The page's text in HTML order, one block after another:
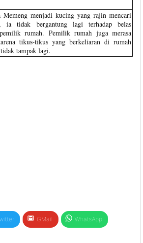
Memeng menjadi kucing yang rajin mencari
ia tidak bergantung lagi terhadap belas
rumah. Pemilik rumah juga merasa
tikus-tikus yang berkeliaran di rumah
tampak lagi.
GMail WhatsApp